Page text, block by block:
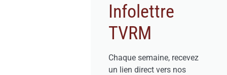
Infolettre
TVRM
Chaque semaine, recevez
un lien direct vers nos